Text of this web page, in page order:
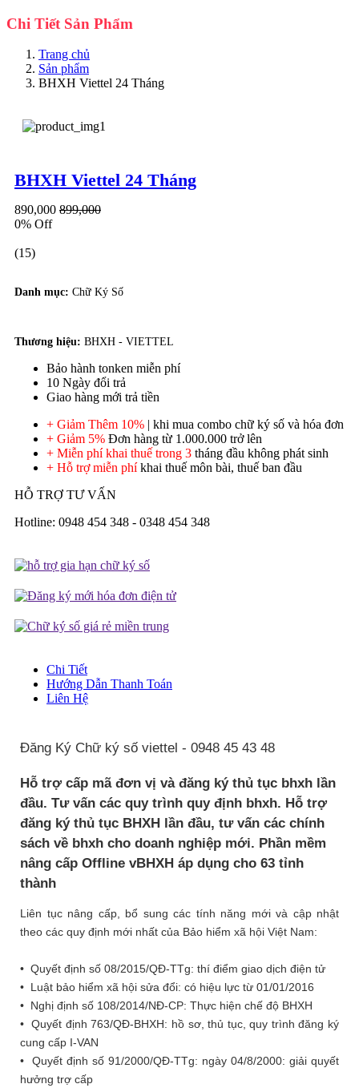
Chi Tiết Sản Phẩm
Trang chủ
Sản phẩm
BHXH Viettel 24 Tháng
BHXH Viettel 24 Tháng
890,000 899,000
0% Off
(15)
Danh mục: Chữ Ký Số
Thương hiệu: BHXH - VIETTEL
Bảo hành tonken miễn phí
10 Ngày đổi trả
Giao hàng mới trả tiền
+ Giảm Thêm 10% | khi mua combo chữ ký số và hóa đơn
+ Giảm 5% Đơn hàng từ 1.000.000 trở lên
+ Miễn phí khai thuế trong 3 tháng đầu không phát sinh
+ Hỗ trợ miễn phíkhai thuế môn bài, thuế ban đầu
HỖ TRỢ TƯ VẤN
Hotline: 0948 454 348 - 0348 454 348
Chi Tiết
Hướng Dẫn Thanh Toán
Liên Hệ
Đăng Ký Chữ ký số viettel - 0948 45 43 48
Hỗ trợ cấp mã đơn vị và đăng ký thủ tục bhxh lần
đầu. Tư vấn các quy trình quy định bhxh. Hỗ trợ
đăng ký thủ tục BHXH lần đầu, tư vấn các chính
sách về bhxh cho doanh nghiệp mới. Phần mềm
nâng cấp Offline vBHXH áp dụng cho 63 tỉnh
thành
Liên tục nâng cấp, bổ sung các tính năng mới và cập nhật
theo các quy định mới nhất của Bảo hiểm xã hội Việt Nam:
• Quyết định số 08/2015/QĐ-TTg: thí điểm giao dịch điện tử
• Luật bảo hiểm xã hội sửa đổi: có hiệu lực từ 01/01/2016
• Nghị định số 108/2014/NĐ-CP: Thực hiện chế độ BHXH
• Quyết định 763/QĐ-BHXH: hồ sơ, thủ tục, quy trình đăng ký
cung cấp I-VAN
• Quyết định số 91/2000/QĐ-TTg: ngày 04/8/2000: giải quyết
hưởng trợ cấp